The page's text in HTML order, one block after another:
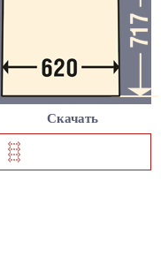
Скачать